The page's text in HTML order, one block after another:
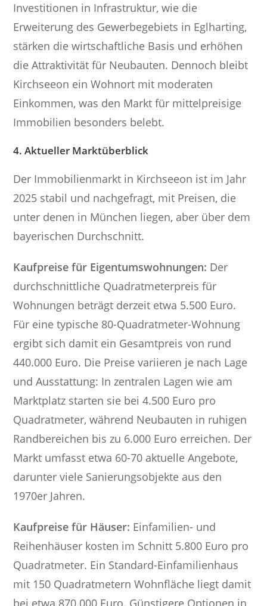
Investitionen in Infrastruktur, wie die
Erweiterung des Gewerbegebiets in Eglharting,
stärken die wirtschaftliche Basis und erhöhen
die Attraktivität für Neubauten. Dennoch bleibt
Kirchseeon ein Wohnort mit moderaten
Einkommen, was den Markt für mittelpreisige
Immobilien besonders belebt.
4. Aktueller Marktüberblick
Der Immobilienmarkt in Kirchseeon ist im Jahr
2025 stabil und nachgefragt, mit Preisen, die
unter denen in München liegen, aber über dem
bayerischen Durchschnitt.
Kaufpreise für Eigentumswohnungen: Der
durchschnittliche Quadratmeterpreis für
Wohnungen beträgt derzeit etwa 5.500 Euro.
Für eine typische 80-Quadratmeter-Wohnung
ergibt sich damit ein Gesamtpreis von rund
440.000 Euro. Die Preise variieren je nach Lage
und Ausstattung: In zentralen Lagen wie am
Marktplatz starten sie bei 4.500 Euro pro
Quadratmeter, während Neubauten in ruhigen
Randbereichen bis zu 6.000 Euro erreichen. Der
Markt umfasst etwa 60-70 aktuelle Angebote,
darunter viele Sanierungsobjekte aus den
1970er Jahren.
Kaufpreise für Häuser: Einfamilien- und
Reihenhäuser kosten im Schnitt 5.800 Euro pro
Quadratmeter. Ein Standard-Einfamilienhaus
mit 150 Quadratmetern Wohnfläche liegt damit